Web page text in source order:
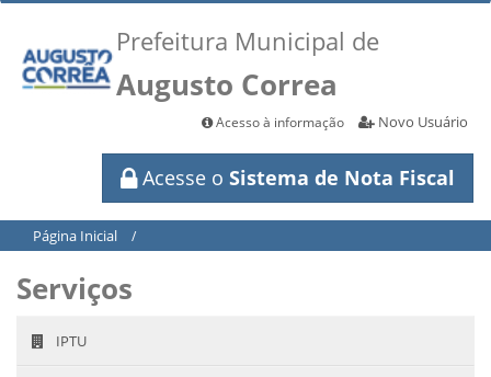
Prefeitura Municipal de
Augusto Correa
Acesso à informação Novo Usuário
Acesse o Sistema de Nota Fiscal
Página Inicial /
Serviços
IPTU